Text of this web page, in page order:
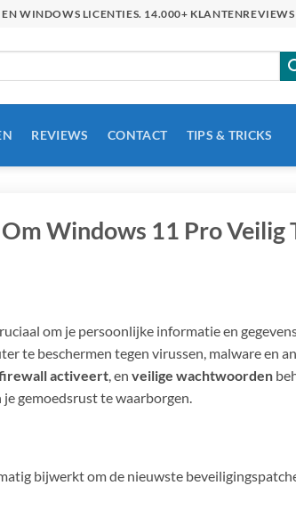
EN WINDOWS LICENTIES. 14.000+
REVIEWS CONTACT TIPS & TRICKS
Windows 11 Pro Veilig
om je persoonlijke informatie en
te beschermen tegen virussen, malware en
activeert, en veilige wachtwoorden
gemoedsrust te waarborgen.
bijwerkt om de nieuwste